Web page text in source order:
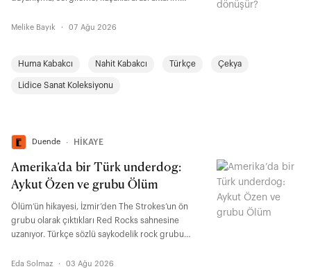
koleksiyonun kuşaklar boyunca geçirdiği
diyalog alanlarını ve Lidice ile kurulan işbirliğini
konuştuk.
Melike Bayık · 07 Ağu 2026
Huma Kabakcı Nahit Kabakcı Türkçe Çekya
Lidice Sanat Koleksiyonu
Duende ∙ HİKAYE
Amerika’da bir Türk underdog:
Aykut Özen ve grubu Ölüm
Ölüm’ün hikayesi, İzmir’den The Strokes’un ön
grubu olarak çıktıkları Red Rocks sahnesine
uzanıyor. Türkçe sözlü saykodelik rock grubu
Angeles’taki hayatını, 70’lerin parlatılmamış çiğ
Eda Solmaz · 03 Ağu 2026